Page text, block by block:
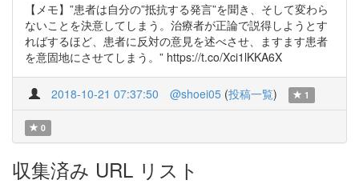
【メモ】”患者は自分の”抵抗する発言”を聞き、そして変わら
ないことを決意してしまう。治療者が正論で説得しようとす
ればするほど、患者に反対の意見を述べさせ、ますます患者
を意固地にさせてしまう。” https://t.co/Xci1lKKA6X
2018-10-21 07:37:50 @shoei05 (投稿一覧) 1
0
収集済み URL リスト